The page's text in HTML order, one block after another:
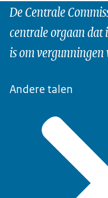
De Centrale
centrale orgaan dat
is om
Andere talen